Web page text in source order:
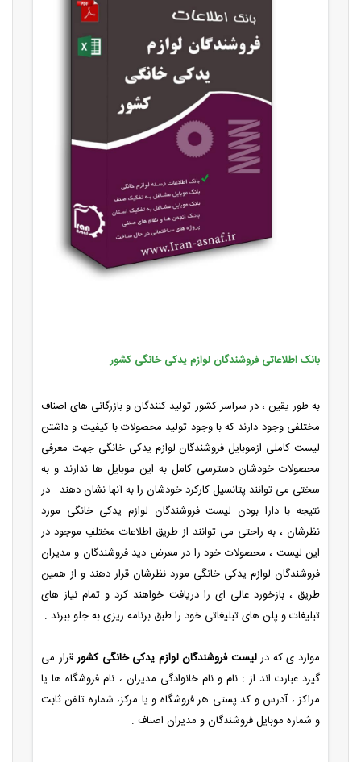
بانک اطلاعاتی فروشندگان لوازم یدکی خانگی کشور
به طور یقین ، در سراسر کشور تولید کنندگان و بازرگانی های اصناف
مختلفی وجود دارند که با وجود تولید محصولات با کیفیت و داشتن
لیست کاملی ازموبایل فروشندگان لوازم یدکی خانگی جهت معرفی
محصولات خودشان دسترسی کامل به این موبایل ها ندارند و به
سختی می توانند پتانسیل کارکرد خودشان را به آنها نشان دهند . در
نتیجه با دارا بودن لیست فروشندگان لوازم یدکی خانگی مورد
نظرشان ، به راحتی می توانند از طریق اطلاعات مختلفِ موجود در
این لیست ، محصولات خود را در معرض دید فروشندگان و مدیران
فروشندگان لوازم یدکی خانگی مورد نظرشان قرار دهند و از همین
طریق ، بازخورد عالی ای را دریافت خواهند کرد و تمام نیاز های
تبلیغات و پلن های تبلیغاتی خود را طبق برنامه ریزی به جلو ببرند .
موارد ی که درلیست فروشندگان لوازم یدکی خانگی کشورقرار می
گیرد عبارت اند از : نام و نام خانوادگی مدیران ، نام فروشگاه ها یا
مراکز ، آدرس و کد پستی هر فروشگاه و یا مرکز، شماره تلفن ثابت
و شماره موبایل فروشندگان و مدیران اصناف .